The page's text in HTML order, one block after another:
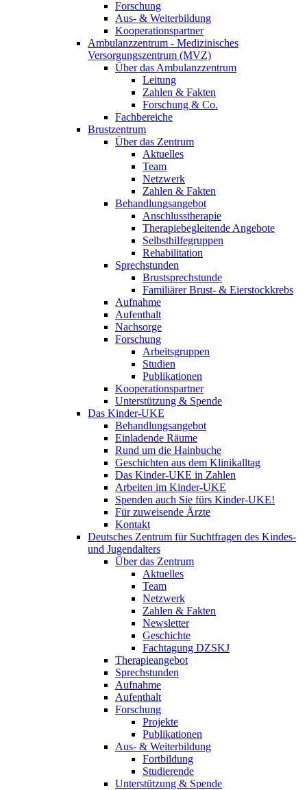
Forschung
Aus- & Weiterbildung
Kooperationspartner
Ambulanzzentrum - Medizinisches
Versorgungszentrum (MVZ)
Über das Ambulanzzentrum
Leitung
Zahlen & Fakten
Forschung & Co.
Fachbereiche
Brustzentrum
Über das Zentrum
Aktuelles
Team
Netzwerk
Zahlen & Fakten
Behandlungsangebot
Anschlusstherapie
Therapiebegleitende Angebote
Selbsthilfegruppen
Rehabilitation
Sprechstunden
Brustsprechstunde
Familiärer Brust- & Eierstockkrebs
Aufnahme
Aufenthalt
Nachsorge
Forschung
Arbeitsgruppen
Studien
Publikationen
Kooperationspartner
Unterstützung & Spende
Das Kinder-UKE
Behandlungsangebot
Einladende Räume
Rund um die Hainbuche
Geschichten aus dem Klinikalltag
Das Kinder-UKE in Zahlen
Arbeiten im Kinder-UKE
Spenden auch Sie fürs Kinder-UKE!
Für zuweisende Ärzte
Kontakt
Deutsches Zentrum für Suchtfragen des Kindes-
und Jugendalters
Über das Zentrum
Aktuelles
Team
Netzwerk
Zahlen & Fakten
Newsletter
Geschichte
Fachtagung DZSKJ
Therapieangebot
Sprechstunden
Aufnahme
Aufenthalt
Forschung
Projekte
Publikationen
Aus- & Weiterbildung
Fortbildung
Studierende
Unterstützung & Spende